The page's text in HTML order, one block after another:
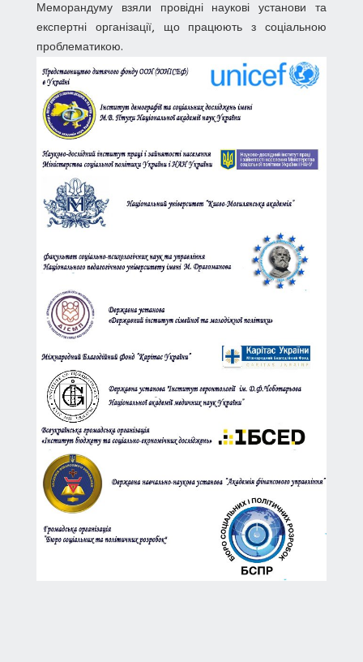
Меморандуму взяли провідні наукові установи та
експертні організації, що працюють з соціальною
проблематикою.